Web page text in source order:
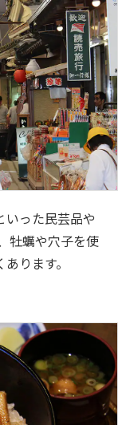
いった民芸品や
牡蠣や穴子を使
ります。